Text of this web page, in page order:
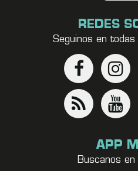
REDES
Seguinos en
APP
Buscanos